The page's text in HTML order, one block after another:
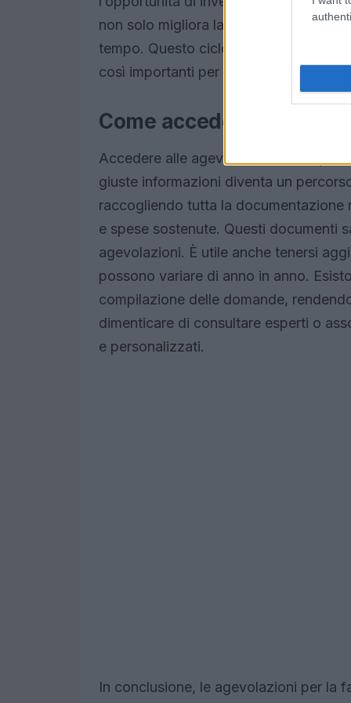
non solo migliora la qualità della vita,
tempo. Questo ciclo virtuoso di
così importanti per le famiglie italiane.
Come accedere alle
Accedere alle agevolazioni fiscali può
giuste informazioni diventa un
raccogliendo tutta la
e spese sostenute. Questi documenti
agevolazioni. È utile anche tenersi
possono variare di anno in anno.
compilazione delle domande,
dimenticare di consultare esperti o
e personalizzati.
In conclusione, le agevolazioni per la